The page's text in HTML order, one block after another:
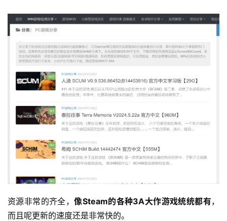
资源非常的齐全，像Steam的各种3A大作游戏统统都有，
而且呢更新的速度还是非常快的。